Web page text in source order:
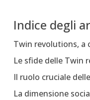
Indice degli
Twin revolutions, a
Le sfide delle Twin
Il ruolo cruciale
La dimensione